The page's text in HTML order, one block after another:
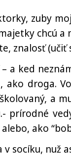
zuby
chcú a
znalosť (učiť
a ked
ako droga.
a
prírodné
ako
v socíku, nuž